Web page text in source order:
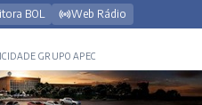
BOL Web Rádio
GRUPO APEC